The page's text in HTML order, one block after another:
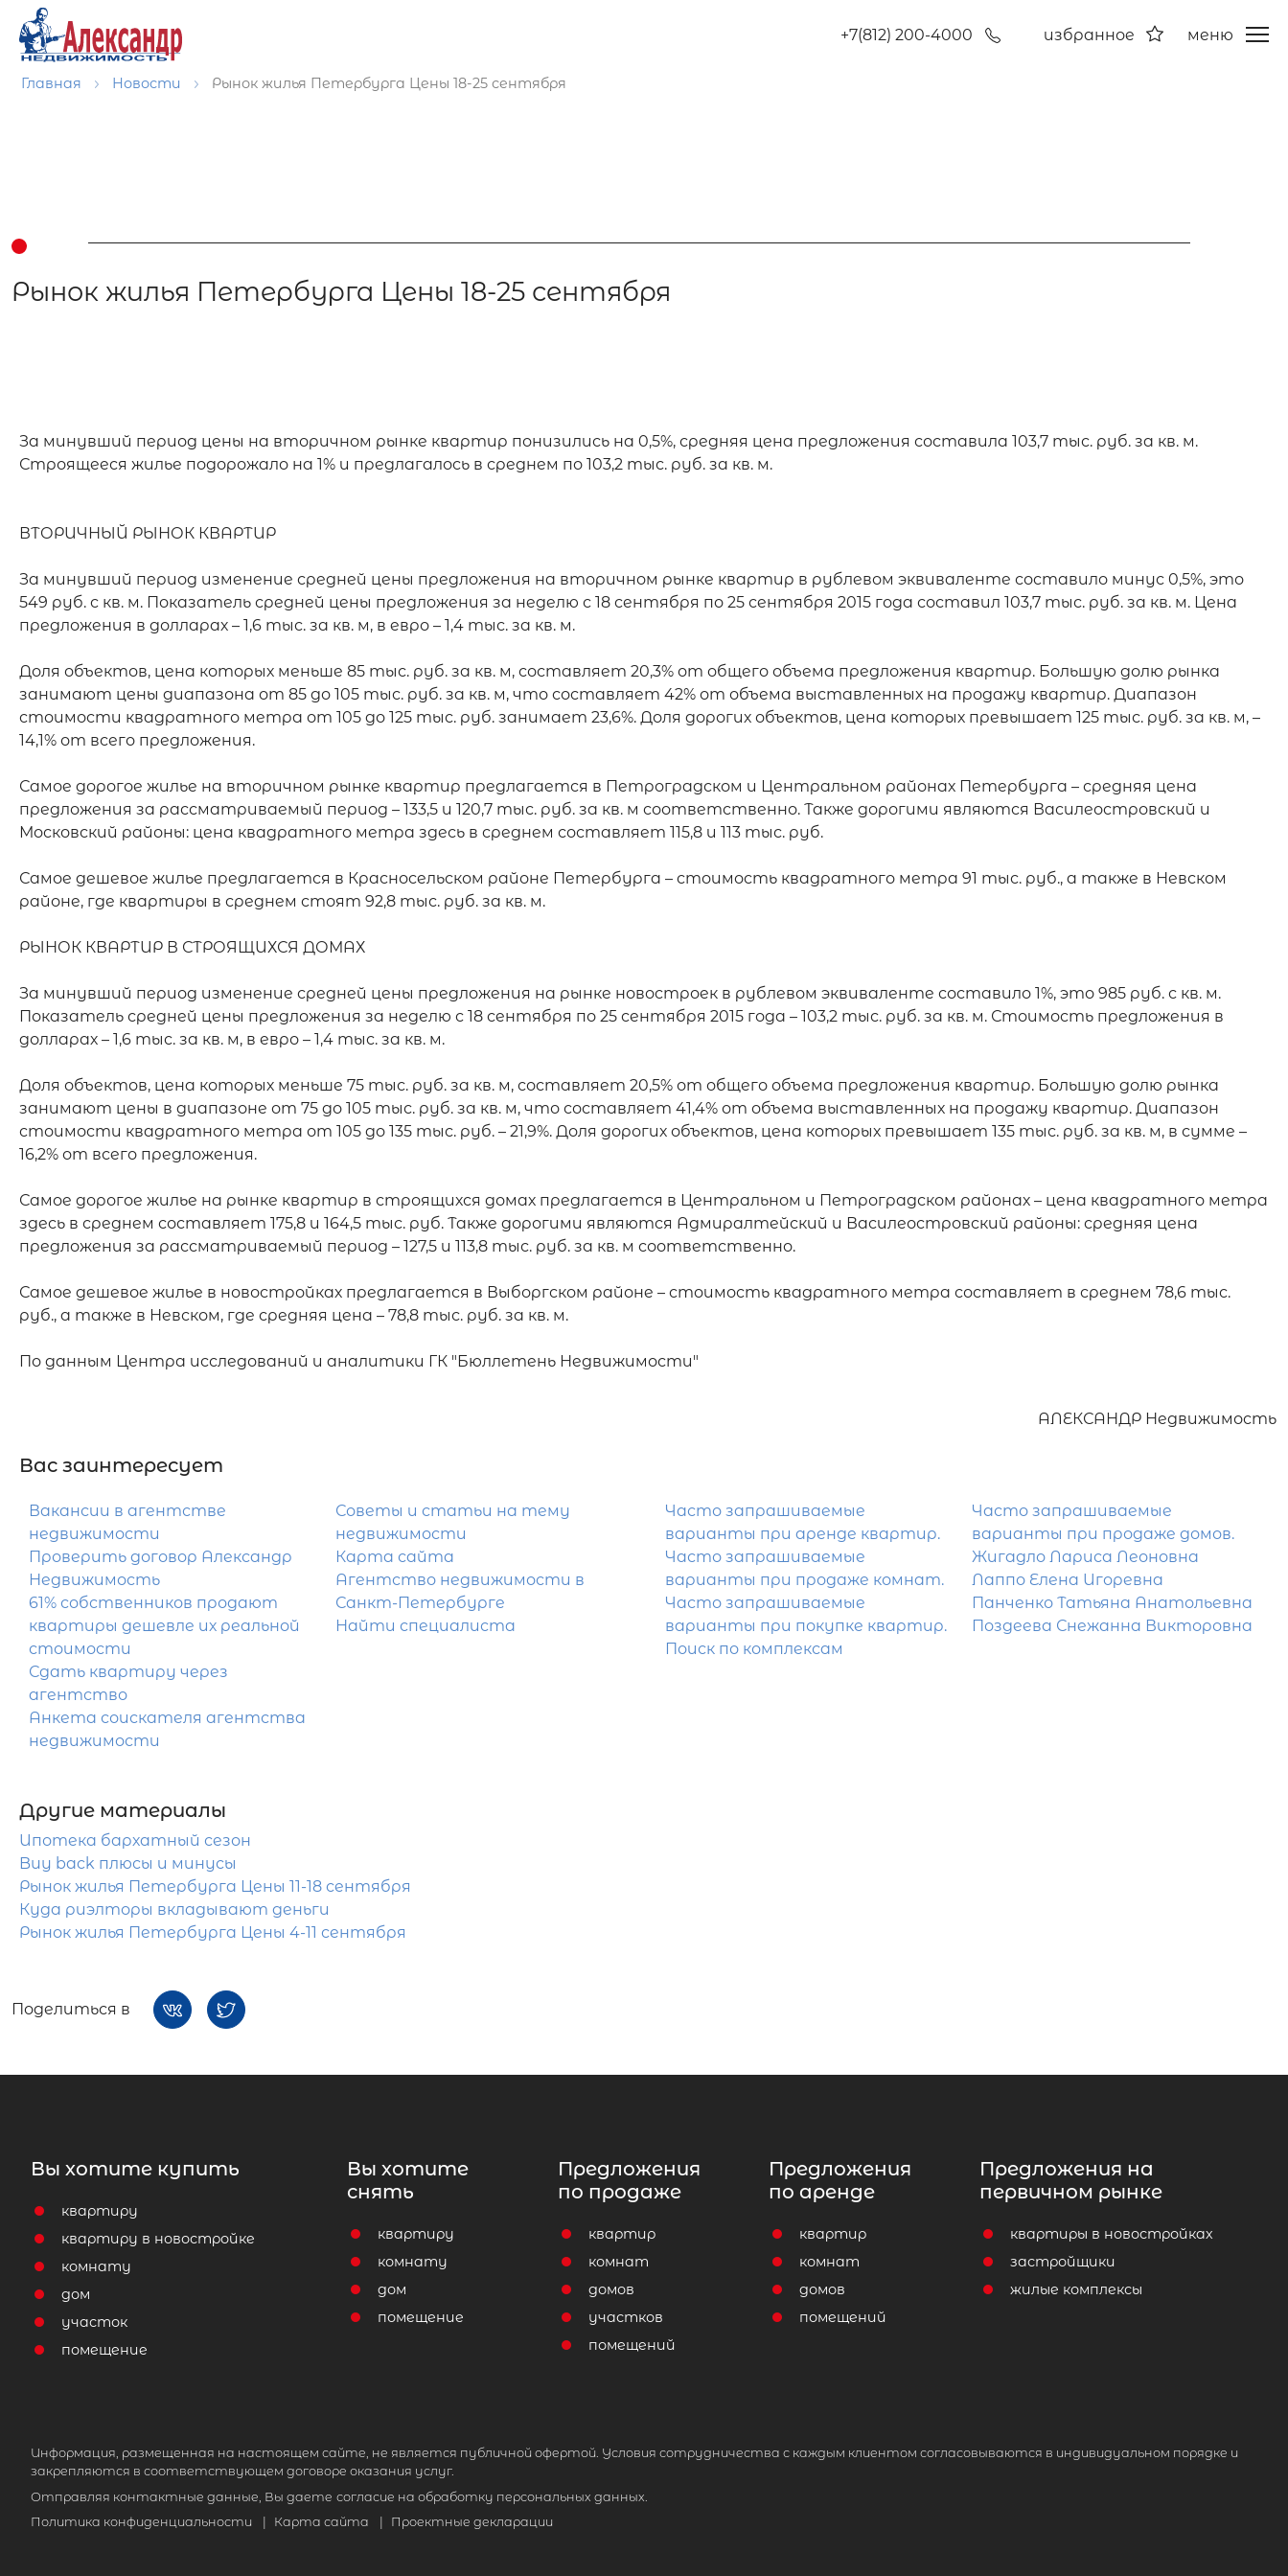
+7(812) 200-4000 избранное меню
Главная Новости Рынок жилья Петербурга Цены 18-25 сентября
Рынок жилья Петербурга Цены 18-25 сентября
За минувший период цены на вторичном рынке квартир понизились на 0,5%, средняя цена предложения составила 103,7 тыс. руб. за кв. м.
Строящееся жилье подорожало на 1% и предлагалось в среднем по 103,2 тыс. руб. за кв. м.
ВТОРИЧНЫЙ РЫНОК КВАРТИР
За минувший период изменение средней цены предложения на вторичном рынке квартир в рублевом эквиваленте составило минус 0,5%, это
549 руб. с кв. м. Показатель средней цены предложения за неделю с 18 сентября по 25 сентября 2015 года составил 103,7 тыс. руб. за кв. м. Цена
предложения в долларах – 1,6 тыс. за кв. м, в евро – 1,4 тыс. за кв. м.
Доля объектов, цена которых меньше 85 тыс. руб. за кв. м, составляет 20,3% от общего объема предложения квартир. Большую долю рынка
занимают цены диапазона от 85 до 105 тыс. руб. за кв. м, что составляет 42% от объема выставленных на продажу квартир. Диапазон
стоимости квадратного метра от 105 до 125 тыс. руб. занимает 23,6%. Доля дорогих объектов, цена которых превышает 125 тыс. руб. за кв. м, –
14,1% от всего предложения.
Самое дорогое жилье на вторичном рынке квартир предлагается в Петроградском и Центральном районах Петербурга – средняя цена
предложения за рассматриваемый период – 133,5 и 120,7 тыс. руб. за кв. м соответственно. Также дорогими являются Василеостровский и
Московский районы: цена квадратного метра здесь в среднем составляет 115,8 и 113 тыс. руб.
Самое дешевое жилье предлагается в Красносельском районе Петербурга – стоимость квадратного метра 91 тыс. руб., а также в Невском
районе, где квартиры в среднем стоят 92,8 тыс. руб. за кв. м.
РЫНОК КВАРТИР В СТРОЯЩИХСЯ ДОМАХ
За минувший период изменение средней цены предложения на рынке новостроек в рублевом эквиваленте составило 1%, это 985 руб. с кв. м.
Показатель средней цены предложения за неделю с 18 сентября по 25 сентября 2015 года – 103,2 тыс. руб. за кв. м. Стоимость предложения в
долларах – 1,6 тыс. за кв. м, в евро – 1,4 тыс. за кв. м.
Доля объектов, цена которых меньше 75 тыс. руб. за кв. м, составляет 20,5% от общего объема предложения квартир. Большую долю рынка
занимают цены в диапазоне от 75 до 105 тыс. руб. за кв. м, что составляет 41,4% от объема выставленных на продажу квартир. Диапазон
стоимости квадратного метра от 105 до 135 тыс. руб. – 21,9%. Доля дорогих объектов, цена которых превышает 135 тыс. руб. за кв. м, в сумме –
16,2% от всего предложения.
Самое дорогое жилье на рынке квартир в строящихся домах предлагается в Центральном и Петроградском районах – цена квадратного метра
здесь в среднем составляет 175,8 и 164,5 тыс. руб. Также дорогими являются Адмиралтейский и Василеостровский районы: средняя цена
предложения за рассматриваемый период – 127,5 и 113,8 тыс. руб. за кв. м соответственно.
Самое дешевое жилье в новостройках предлагается в Выборгском районе – стоимость квадратного метра составляет в среднем 78,6 тыс.
руб., а также в Невском, где средняя цена – 78,8 тыс. руб. за кв. м.
По данным Центра исследований и аналитики ГК "Бюллетень Недвижимости"
АЛЕКСАНДР Недвижимость
Вас заинтересует
Вакансии в агентстве
недвижимости
Проверить договор Александр
Недвижимость
61% собственников продают
квартиры дешевле их реальной
стоимости
Сдать квартиру через
агентство
Анкета соискателя агентства
недвижимости
Советы и статьи на тему
недвижимости
Карта сайта
Агентство недвижимости в
Санкт-Петербурге
Найти специалиста
Часто запрашиваемые
варианты при аренде квартир.
Часто запрашиваемые
варианты при продаже комнат.
Часто запрашиваемые
варианты при покупке квартир.
Поиск по комплексам
Часто запрашиваемые
варианты при продаже домов.
Жигадло Лариса Леоновна
Лаппо Елена Игоревна
Панченко Татьяна Анатольевна
Поздеева Снежанна Викторовна
Другие материалы
Ипотека бархатный сезон
Buy back плюсы и минусы
Рынок жилья Петербурга Цены 11-18 сентября
Куда риэлторы вкладывают деньги
Рынок жилья Петербурга Цены 4-11 сентября
Поделиться в
Вы хотите купить
квартиру
квартиру в новостройке
комнату
дом
участок
помещение
Вы хотите
снять
квартиру
комнату
дом
помещение
Предложения
по продаже
квартир
комнат
домов
участков
помещений
Предложения
по аренде
квартир
комнат
домов
помещений
Предложения на
первичном рынке
квартиры в новостройках
застройщики
жилые комплексы
Информация, размещенная на настоящем сайте, не является публичной офертой. Условия сотрудничества с каждым клиентом согласовываются в индивидуальном порядке и
закрепляются в соответствующем договоре оказания услуг.
Отправляя контактные данные, Вы даете согласие на обработку персональных данных.
Политика конфиденциальности
Карта сайта Проектные декларации